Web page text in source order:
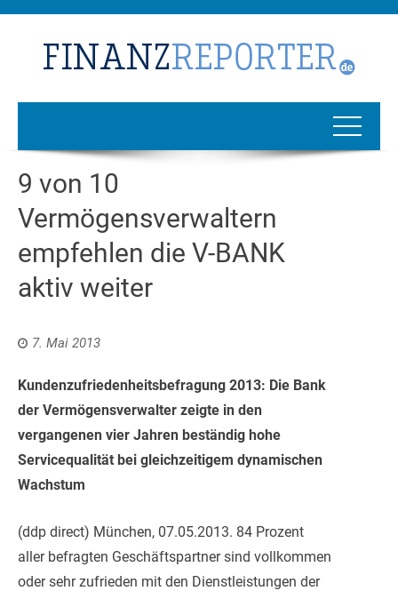
9 von 10
Vermögensverwaltern
empfehlen die V-BANK
aktiv weiter
7. Mai 2013
Kundenzufriedenheitsbefragung 2013: Die Bank
der Vermögensverwalter zeigte in den
vergangenen vier Jahren beständig hohe
Servicequalität bei gleichzeitigem dynamischen
Wachstum
(ddp direct) München, 07.05.2013. 84 Prozent
aller befragten Geschäftspartner sind vollkommen
oder sehr zufrieden mit den Dienstleistungen der